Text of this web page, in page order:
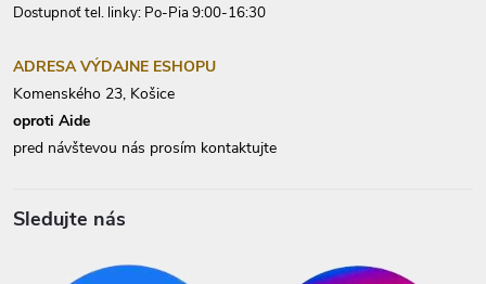
Dostupnoť tel. linky: Po-Pia 9:00-16:30
ADRESA VÝDAJNE ESHOPU
Komenského 23, Košice
oproti Aide
pred návštevou nás prosím kontaktujte
Sledujte nás